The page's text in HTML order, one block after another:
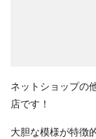
ネットショップの
店です！
大胆な模様が特徴